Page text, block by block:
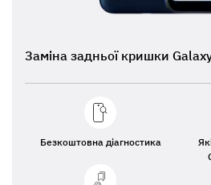
Заміна задньої кришки
Безкоштовна діагностика